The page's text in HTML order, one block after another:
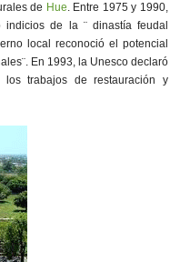
de Hue. Entre 1975 y 1990,
indicios de la ¨ dinastía feudal
local reconoció el potencial
En 1993, la Unesco declaró
trabajos de restauración y